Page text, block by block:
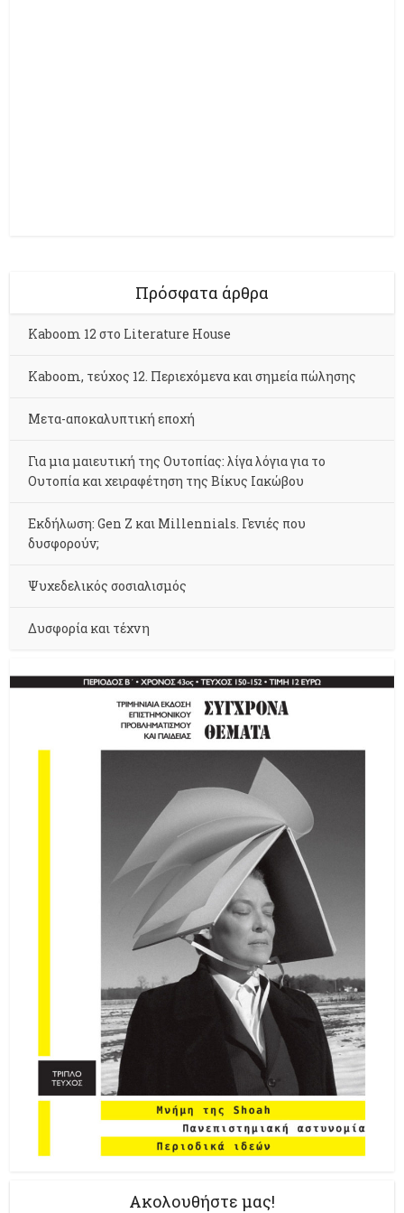
Πρόσφατα άρθρα
Kaboom 12 στο Literature House
Kaboom, τεύχος 12. Περιεχόμενα και σημεία πώλησης
Μετα-αποκαλυπτική εποχή
Για μια μαιευτική της Ουτοπίας: λίγα λόγια για το
Ουτοπία και χειραφέτηση της Βίκυς Ιακώβου
Εκδήλωση: Gen Z και Millennials. Γενιές που
δυσφορούν;
Ψυχεδελικός σοσιαλισμός
Δυσφορία και τέχνη
Ακολουθήστε μας!